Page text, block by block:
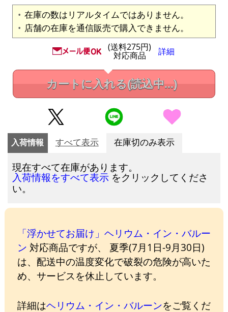
在庫の数はリアルタイムではありません。
店舗の在庫を通信販売で購入できません。
(送料275円)
対応商品 詳細
カートに入れる(読込中...)
入荷情報 すべて表示 在庫切のみ表示
現在すべて在庫があります。
入荷情報をすべて表示 をクリックしてくださ
い。
「浮かせてお届け」ヘリウム・イン・バルー
ン 対応商品ですが、 夏季(7月1日-9月30日)
は、配送中の温度変化で破裂の危険が高いた
め、サービスを休止しています。
詳細はヘリウム・イン・バルーンをご覧くだ